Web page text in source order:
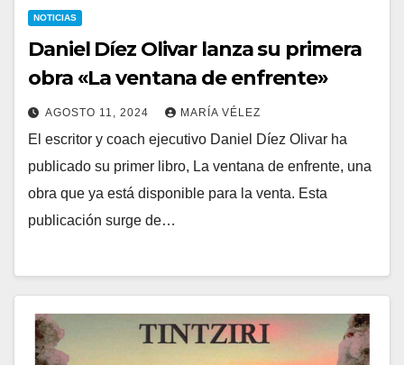
NOTICIAS
Daniel Díez Olivar lanza su primera
obra «La ventana de enfrente»
AGOSTO 11, 2024 MARÍA VÉLEZ
El escritor y coach ejecutivo Daniel Díez Olivar ha
publicado su primer libro, La ventana de enfrente, una
obra que ya está disponible para la venta. Esta
publicación surge de…